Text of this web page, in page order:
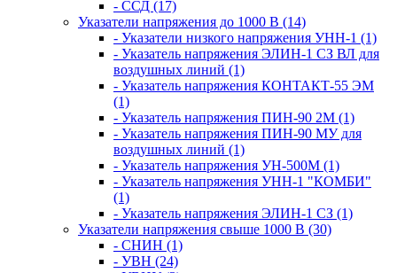
- ССД (17)
Указатели напряжения до 1000 В (14)
- Указатели низкого напряжения УНН-1 (1)
- Указатель напряжения ЭЛИН-1 СЗ ВЛ для
воздушных линий (1)
- Указатель напряжения КОНТАКТ-55 ЭМ
(1)
- Указатель напряжения ПИН-90 2М (1)
- Указатель напряжения ПИН-90 МУ для
воздушных линий (1)
- Указатель напряжения УН-500М (1)
- Указатель напряжения УНН-1 "КОМБИ"
(1)
- Указатель напряжения ЭЛИН-1 СЗ (1)
Указатели напряжения свыше 1000 В (30)
- СНИН (1)
- УВН (24)